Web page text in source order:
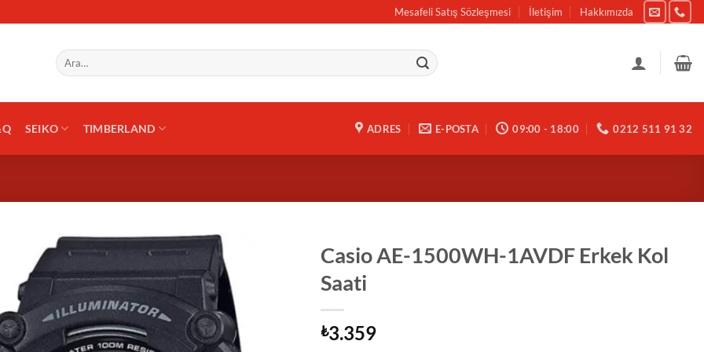
Mesafeli Satış Sözleşmesi İletişim Hakkımızda
Ara:
SEIKO TIMBERLAND ADRES E-POSTA 09:00 - 18:00 0212 511 91 32
Casio AE-1500WH-1AVDF Erkek Kol
Saati
₺3.359